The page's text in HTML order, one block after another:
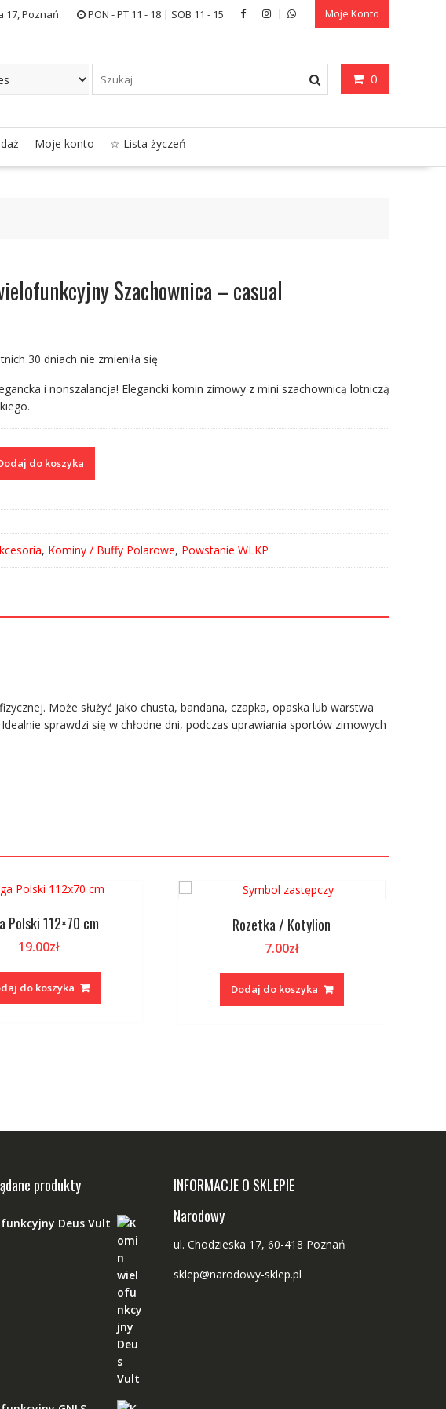
17, Poznań PON - PT 11 - 18 | SOB 11 - 15 Moje Konto
0
Moje konto ☆ Lista życzeń
Szachownica – casual
30 dniach nie zmieniła się
i nonszalancja! Elegancki komin zimowy z mini szachownicą lotniczą
do koszyka
, Kominy / Buffy Polarowe, Powstanie WLKP
Może służyć jako chusta, bandana, czapka, opaska lub warstwa
sprawdzi się w chłodne dni, podczas uprawiania sportów zimowych
Polski 112×70 cm
19.00zł
do koszyka
Rozetka / Kotylion
7.00zł
Dodaj do koszyka
produkty
Deus Vult
INFORMACJE O SKLEPIE
Narodowy
ul. Chodzieska 17, 60-418 Poznań
sklep@narodowy-sklep.pl